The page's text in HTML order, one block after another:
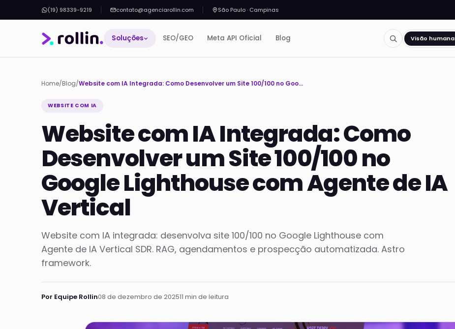
(19) 98339-9219 contato@agenciarollin.com São Paulo · Campinas
Soluções SEO/GEO Meta API Oficial Blog Visão humana
Home/Blog/ Website com IA Integrada: Como Desenvolver um Site 100/100 no Google Lighthouse com Agente de IA Vertical
WEBSITE COM IA
Website com IA Integrada: Como
Desenvolver um Site 100/100 no
Google Lighthouse com Agente de IA
Vertical
Website com IA integrada: desenvolva site 100/100 no Google Lighthouse com
Agente de IA Vertical SDR. RAG, agendamentos e prospecção automatizada. Astro
framework.
Por Equipe Rollin08 de dezembro de 202511 min de leitura